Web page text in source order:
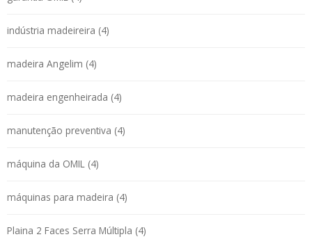
indústria madeireira (4)
madeira Angelim (4)
madeira engenheirada (4)
manutenção preventiva (4)
máquina da OMIL (4)
máquinas para madeira (4)
Plaina 2 Faces Serra Múltipla (4)